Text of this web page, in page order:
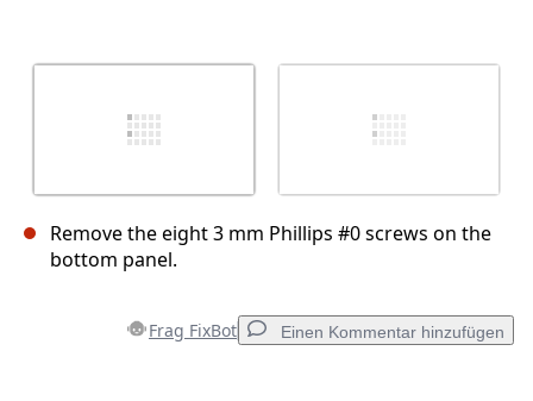
Remove the eight 3 mm Phillips #0 screws on the
bottom panel.
Frag FixBot Einen Kommentar hinzufügen